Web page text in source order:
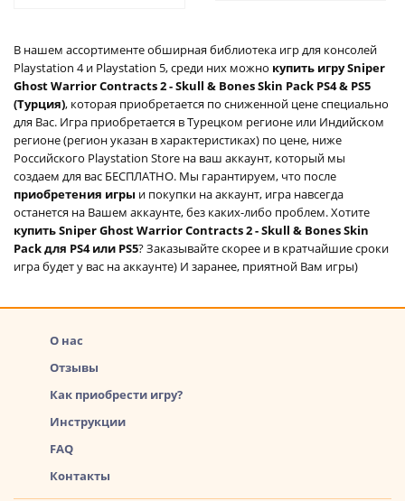
В нашем ассортименте обширная библиотека игр для консолей
Playstation 4 и Playstation 5, среди них можно купить игру Sniper
Ghost Warrior Contracts 2 - Skull & Bones Skin Pack PS4 & PS5
(Турция), которая приобретается по сниженной цене специально
для Вас. Игра приобретается в Турецком регионе или Индийском
регионе (регион указан в характеристиках) по цене, ниже
Российского Playstation Store на ваш аккаунт, который мы
создаем для вас БЕСПЛАТНО. Мы гарантируем, что после
приобретения игры и покупки на аккаунт, игра навсегда
останется на Вашем аккаунте, без каких-либо проблем. Хотите
купить Sniper Ghost Warrior Contracts 2 - Skull & Bones Skin
Pack для PS4 или PS5? Заказывайте скорее и в кратчайшие сроки
игра будет у вас на аккаунте) И заранее, приятной Вам игры)
О нас
Отзывы
Как приобрести игру?
Инструкции
FAQ
Контакты